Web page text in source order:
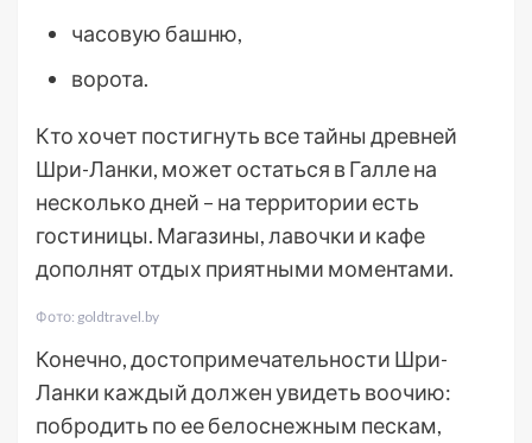
часовую башню,
ворота.
Кто хочет постигнуть все тайны древней
Шри-Ланки, может остаться в Галле на
несколько дней – на территории есть
гостиницы. Магазины, лавочки и кафе
дополнят отдых приятными моментами.
Фото: goldtravel.by
Конечно, достопримечательности Шри-
Ланки каждый должен увидеть воочию:
побродить по ее белоснежным пескам,